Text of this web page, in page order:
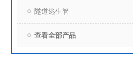
隧道逃生管
查看全部产品